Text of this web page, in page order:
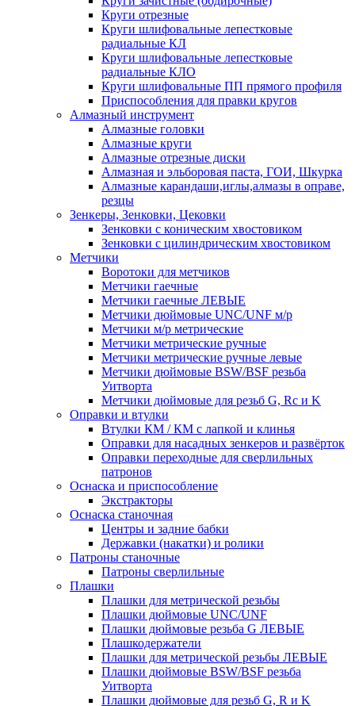
Круги отрезные
Круги шлифовальные лепестковые
радиальные КЛ
Круги шлифовальные лепестковые
радиальные КЛО
Круги шлифовальные ПП прямого профиля
Приспособления для правки кругов
Алмазный инструмент
Алмазные головки
Алмазные круги
Алмазные отрезные диски
Алмазная и эльборовая паста, ГОИ, Шкурка
Алмазные карандаши,иглы,алмазы в оправе,
резцы
Зенкеры, Зенковки, Цековки
Зенковки с коническим хвостовиком
Зенковки с цилиндрическим хвостовиком
Метчики
Воротоки для метчиков
Метчики гаечные
Метчики гаечные ЛЕВЫЕ
Метчики дюймовые UNC/UNF м/р
Метчики м/р метрические
Метчики метрические ручные
Метчики метрические ручные левые
Метчики дюймовые BSW/BSF резьба
Уитворта
Метчики дюймовые для резьб G, Rc и K
Оправки и втулки
Втулки КМ / КМ с лапкой и клинья
Оправки для насадных зенкеров и развёрток
Оправки переходные для сверлильных
патронов
Оснаска и приспособление
Экстракторы
Оснаска станочная
Центры и задние бабки
Державки (накатки) и ролики
Патроны станочные
Патроны сверлильные
Плашки
Плашки для метрической резьбы
Плашки дюймовые UNC/UNF
Плашки дюймовые резьба G ЛЕВЫЕ
Плашкодержатели
Плашки для метрической резьбы ЛЕВЫЕ
Плашки дюймовые BSW/BSF резьба
Уитворта
Плашки дюймовые для резьб G, R и K